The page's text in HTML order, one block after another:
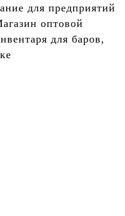
для предприятий
оптовой
для баров,